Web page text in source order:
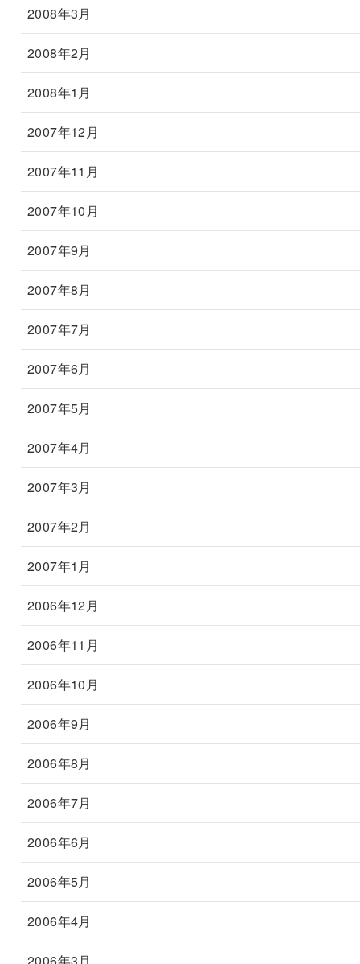
2008年3月
2008年2月
2008年1月
2007年12月
2007年11月
2007年10月
2007年9月
2007年8月
2007年7月
2007年6月
2007年5月
2007年4月
2007年3月
2007年2月
2007年1月
2006年12月
2006年11月
2006年10月
2006年9月
2006年8月
2006年7月
2006年6月
2006年5月
2006年4月